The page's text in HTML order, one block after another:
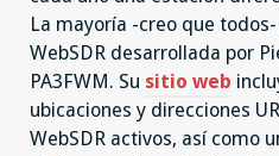
La mayoría -creo que
WebSDR desarrollada por
PA3FWM. Su sitio web
ubicaciones y direcciones
WebSDR activos, así como